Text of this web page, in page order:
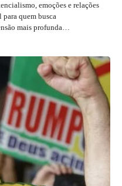
emoções e relações
quem busca
mais profunda…